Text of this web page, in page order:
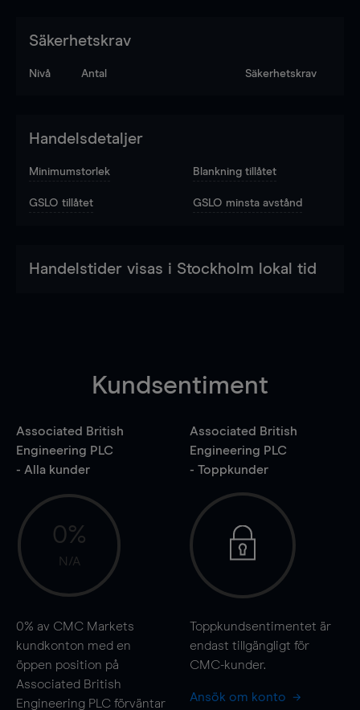
Säkerhetskrav
Nivå Antal Säkerhetskrav
Handelsdetaljer
Minimumstorlek Blankning tillåtet
GSLO tillåtet GSLO minsta avstånd
Handelstider visas i Stockholm lokal tid
Kundsentiment
Associated British
Engineering PLC
- Alla kunder
0%
N/A
0% av CMC Markets
kundkonton med en
öppen position på
Associated British
Engineering PLC förväntar
Associated British
Engineering PLC
- Toppkunder
Toppkundsentimentet är
endast tillgängligt för
CMC-kunder.
Ansök om konto